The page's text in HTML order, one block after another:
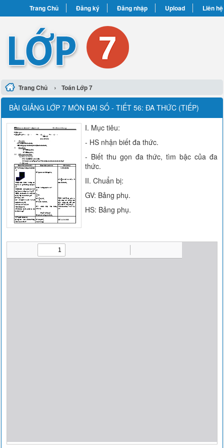
Trang Chủ Đăng ký Đăng nhập Upload Liên hệ
Trang Chủ › Toán Lớp 7
BÀI GIẢNG LỚP 7 MÔN ĐẠI SỐ - TIẾT 56: ĐA THỨC (TIẾP)
I. Mục tiêu:
- HS nhận biết đa thức.
- Biết thu gọn đa thức, tìm bậc của đa
thức.
II. Chuẩn bị:
GV: Bảng phụ.
HS: Bảng phụ.